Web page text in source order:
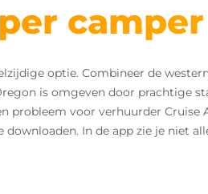
camper
optie. Combineer de
is omgeven door prachtige
probleem voor verhuurder Cruise
In de app zie je niet